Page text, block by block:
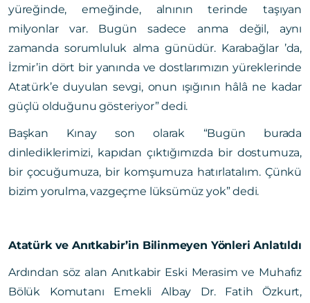
yüreğinde, emeğinde, alnının terinde taşıyan
milyonlar var. Bugün sadece anma değil, aynı
zamanda sorumluluk alma günüdür. Karabağlar ’da,
İzmir’in dört bir yanında ve dostlarımızın yüreklerinde
Atatürk’e duyulan sevgi, onun ışığının hâlâ ne kadar
güçlü olduğunu gösteriyor” dedi.
Başkan Kınay son olarak “Bugün burada
dinlediklerimizi, kapıdan çıktığımızda bir dostumuza,
bir çocuğumuza, bir komşumuza hatırlatalım. Çünkü
bizim yorulma, vazgeçme lüksümüz yok” dedi.
Atatürk ve Anıtkabir’in Bilinmeyen Yönleri Anlatıldı
Ardından söz alan Anıtkabir Eski Merasim ve Muhafız
Bölük Komutanı Emekli Albay Dr. Fatih Özkurt,